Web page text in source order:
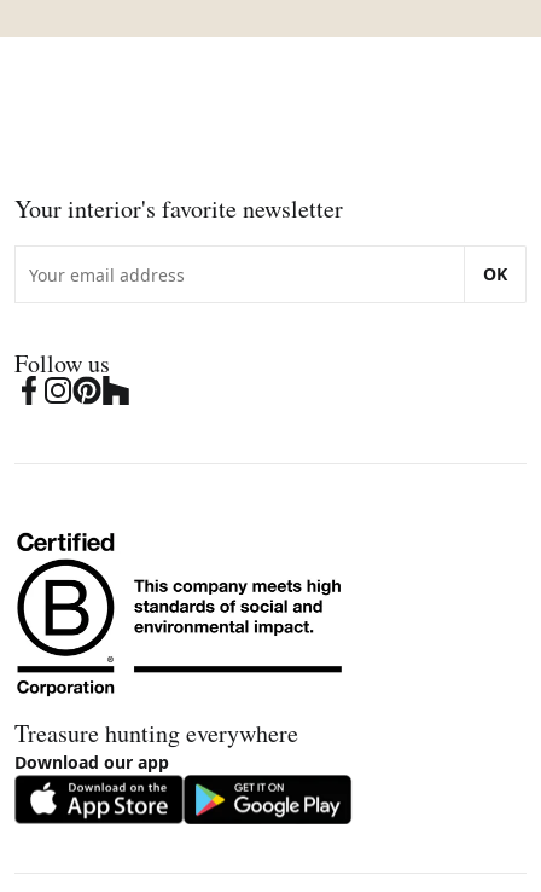
Your interior's favorite newsletter
OK
Follow us
Treasure hunting everywhere
Download our app